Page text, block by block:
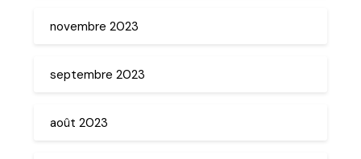
novembre 2023
septembre 2023
août 2023